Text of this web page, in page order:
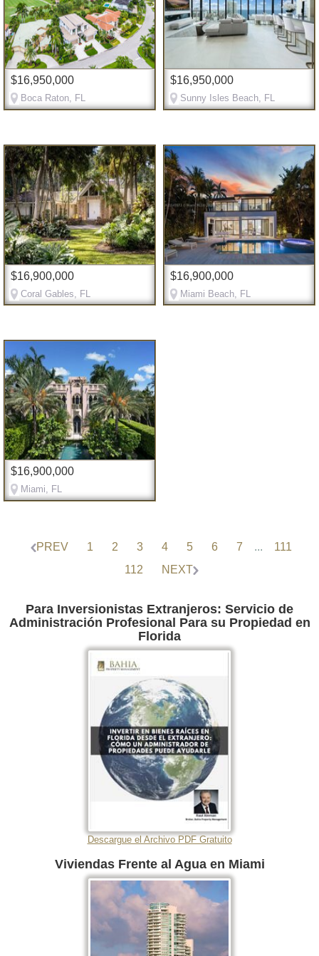
$16,950,000
Boca Raton, FL
$16,950,000
Sunny Isles Beach, FL
$16,900,000
Coral Gables, FL
$16,900,000
Miami Beach, FL
$16,900,000
Miami, FL
PREV 1 2 3 4 5 6 7 ...
111
112
NEXT
Para Inversionistas Extranjeros: Servicio de
Administración Profesional Para su Propiedad en
Florida
Descargue el Archivo PDF Gratuito
Viviendas Frente al Agua en Miami